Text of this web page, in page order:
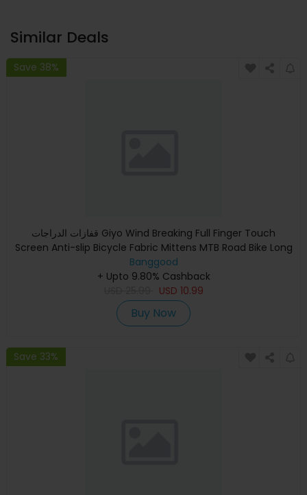
Similar Deals
Save 38%
قفازات الدراجات Giyo Wind Breaking Full Finger Touch
Screen Anti-slip Bicycle Fabric Mittens MTB Road Bike Long
Glove
Banggood
+ Upto 9.80% Cashback
USD 10.99
Buy Now
Save 33%